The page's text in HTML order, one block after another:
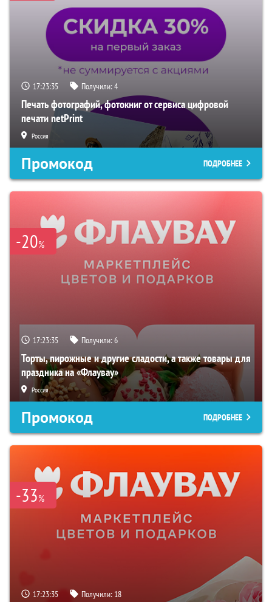
17:23:34 Получили:4
Печать фотографий, фотокниг от сервиса цифровой
печати netPrint
Россия
Промокод ПОДРОБНЕЕ
-20%
17:23:34 Получили:6
Торты, пирожные и другие сладости, а также товары для
праздника на «Флаувау»
Россия
Промокод ПОДРОБНЕЕ
-33%
17:23:34 Получили: 18